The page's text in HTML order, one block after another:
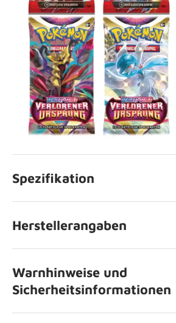
Spezifikation
Herstellerangaben
Warnhinweise und
Sicherheitsinformationen